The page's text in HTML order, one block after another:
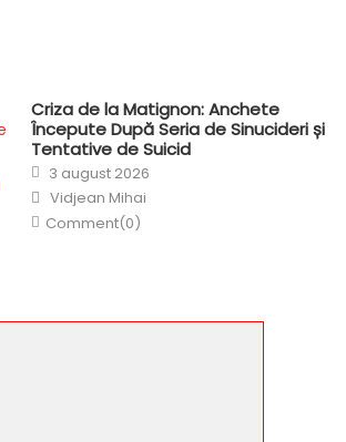
Criza de la Matignon: Anchete
Începute După Seria de Sinucideri și
Tentative de Suicid
Posted
on
3 august 2026
Author
Vidjean Mihai
Comment(0)